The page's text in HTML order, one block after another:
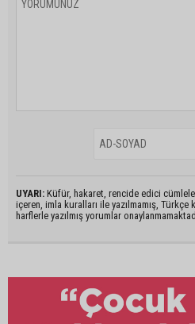
UYARI: Küfür, hakaret, rencide edici
içeren, imla kuralları ile yazılmamış,
harflerle yazılmış yorumlar